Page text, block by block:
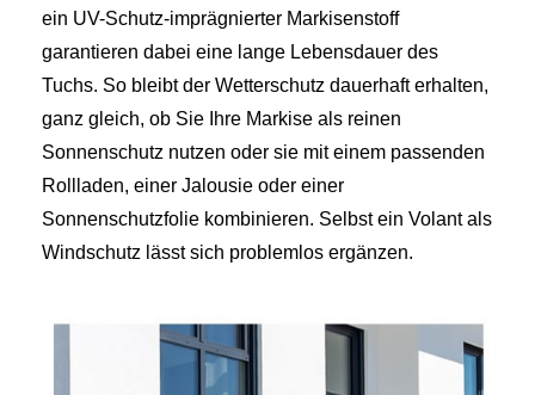
ein UV-Schutz-imprägnierter Markisenstoff
garantieren dabei eine lange Lebensdauer des
Tuchs. So bleibt der Wetterschutz dauerhaft erhalten,
ganz gleich, ob Sie Ihre Markise als reinen
Sonnenschutz nutzen oder sie mit einem passenden
Rollladen, einer Jalousie oder einer
Sonnenschutzfolie kombinieren. Selbst ein Volant als
Windschutz lässt sich problemlos ergänzen.